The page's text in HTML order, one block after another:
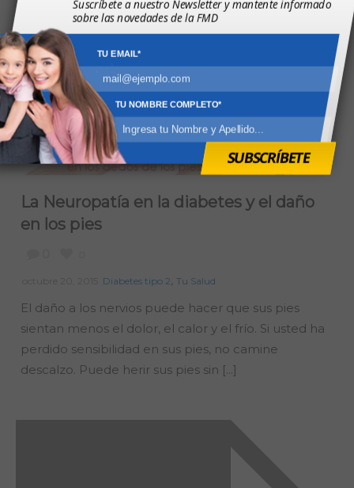
La Neuropatía en la diabetes y el daño
en los pies
Diabetes tipo 2, Tu Salud
El daño a los nervios puede hacer que sus pies
sientan menos el dolor, el calor y el frío. Si usted ha
perdido sensibilidad en sus pies, no camine
descalzo. Puede herir sus pies sin [...]
Suscríbete a nuestro Newsletter y mantente informado
sobre las novedades de la FMD
TU EMAIL*
SUBSCRÍBETE
TU NOMBRE COMPLETO*